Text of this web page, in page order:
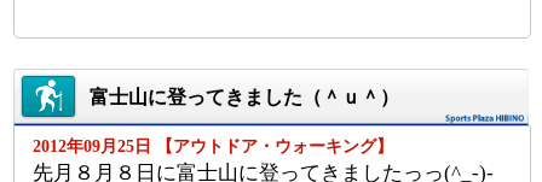
富士山に登ってきました（＾ｕ＾）
2012年09月25日 【アウトドア・ウォーキング】
先月８月８日に富士山に登ってきましたっっ(^_-)-